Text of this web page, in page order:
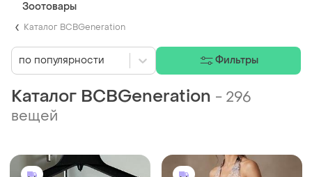
Каталог BCBGeneration
Каталог BCBGeneration - 296
вещей
по популярности Фильтры
Зоотовары